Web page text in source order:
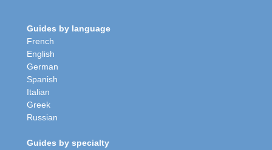
Guides by language
French
English
German
Spanish
Italian
Greek
Russian
Guides by specialty